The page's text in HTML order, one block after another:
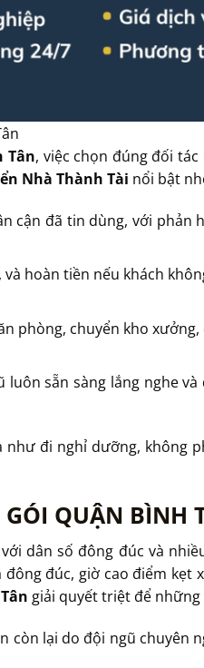
Tân, việc chọn đúng đối
Nhà Thành Tài nổi bật
cận đã tin dùng, với phản
hoàn tiền nếu khách
phòng, chuyển kho
sẵn sàng lắng nghe
đi nghỉ dưỡng, không
QUẬN BÌNH
dân số đông đúc và
đúc, giờ cao điểm kẹt
giải quyết triệt để những
còn lại do đội ngũ chuyên